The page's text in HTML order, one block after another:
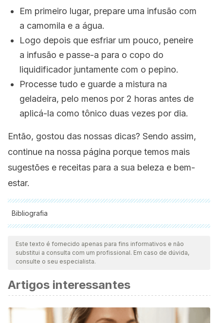
Em primeiro lugar, prepare uma infusão com
a camomila e a água.
Logo depois que esfriar um pouco, peneire
a infusão e passe-a para o copo do
liquidificador juntamente com o pepino.
Processe tudo e guarde a mistura na
geladeira, pelo menos por 2 horas antes de
aplicá-la como tônico duas vezes por dia.
Então, gostou das nossas dicas? Sendo assim,
continue na nossa página porque temos mais
sugestões e receitas para a sua beleza e bem-
estar.
Bibliografia
Todas as fontes citadas foram minuciosamente revisadas por
nossa equipe para garantir sua qualidade, confiabilidade,
atualidade e validade. A bibliografia deste artigo foi
cientificamente.
Meydani, M. (2009, December). Potential health benefits
of avenanthramides of oats.
Nutrition Reviews
Este texto é fornecido apenas para fins informativos e não
substitui a consulta com um profissional. Em caso de dúvida,
consulte o seu especialista.
Artigos interessantes